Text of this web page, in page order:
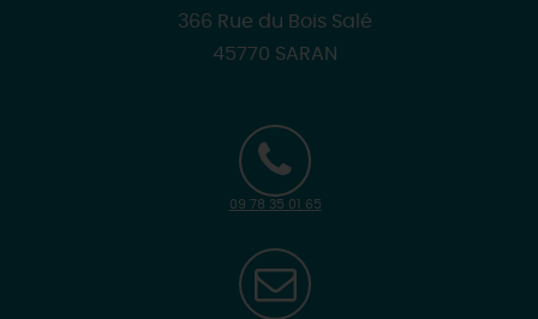
366 Rue du Bois Salé
45770 SARAN
09 78 35 01 65